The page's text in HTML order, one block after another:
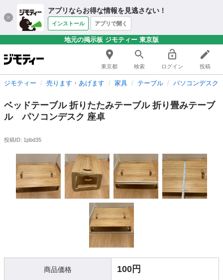
アプリならお得な情報を見逃さない！
インストール アプリで開く
地元の掲示板 ジモティー 東京版
東京都 検索 ログイン 投稿
ジモティー 売ります・あげます 家具 テーブル パソコンデスク
ベッドテーブル 折りたたみテーブル 折り畳みテーブ
ル パソコンデスク 座卓
投稿ID: 1pbd35
商品価格 100円